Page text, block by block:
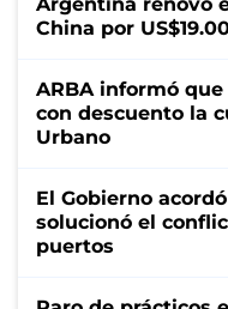
China por
ARBA informó
con descuento la
Urbano
El Gobierno
solucionó el
puertos